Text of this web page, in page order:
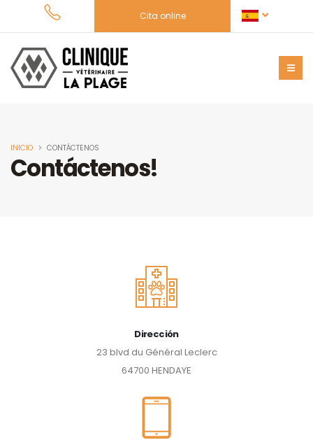
Cita online
Contáctenos!
INICIO CONTÁCTENOS
Dirección
23 blvd du Général Leclerc
64700 HENDAYE